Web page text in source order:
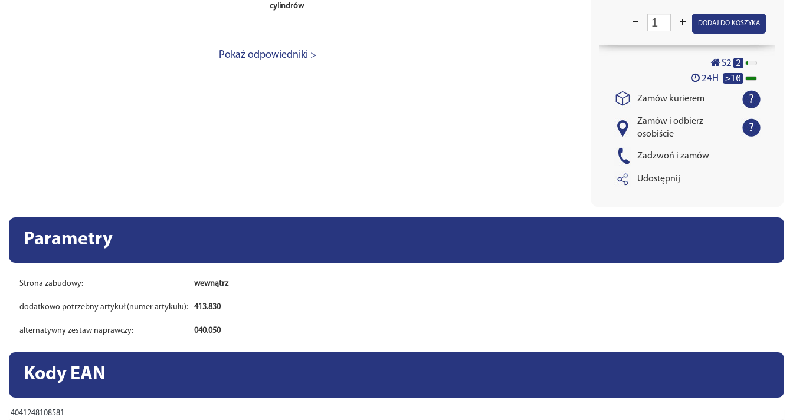
cylindrów
Pokaż odpowiedniki >
DODAJ DO KOSZYKA
S2 2
24H >10
Zamów kurierem
Zamów i odbierz
osobiście
Zadzwoń i zamów
Udostępnij
Parametry
Strona zabudowy: wewnątrz
dodatkowo potrzebny artykuł (numer artykułu): 413.830
alternatywny zestaw naprawczy: 040.050
Kody EAN
4041248108581